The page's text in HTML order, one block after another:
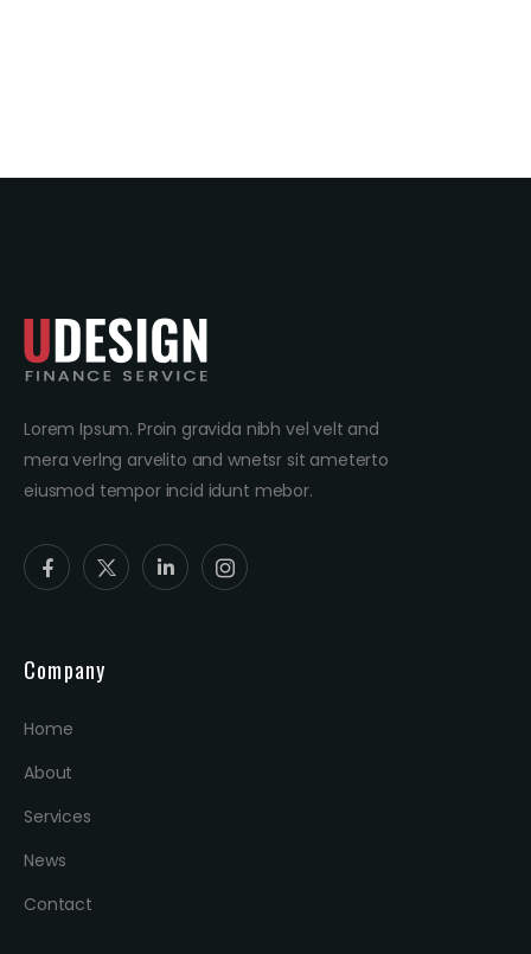
Lorem Ipsum. Proin gravida nibh vel velt and
mera verlng arvelito and wnetsr sit ameterto
eiusmod tempor incid idunt mebor.
Company
Home
About
Services
News
Contact